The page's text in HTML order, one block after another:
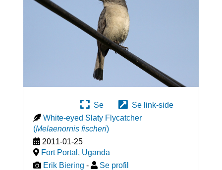
Se
Se link-side
White-eyed Slaty Flycatcher
(Melaenornis fischeri)
2011-01-25
Fort Portal , Uganda
Erik Biering - Se profil